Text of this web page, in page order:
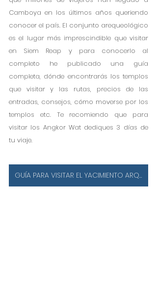
Camboya en los últimos años queriendo
conocer el país. El conjunto arequeológico
es el lugar más imprescindible que visitar
en Siem Reap y para conocerlo al
completo he publicado una guía
completa, dónde encontrarás los templos
que visitar y las rutas, precios de las
entradas, consejos, cómo moverse por los
templos etc. Te recomiendo que para
visitar los Angkor Wat dediques 3 días de
tu viaje.
GUÍA PARA VISITAR EL YACIMIENTO ARQUEOLÓGICO DE ANGKOR WAT